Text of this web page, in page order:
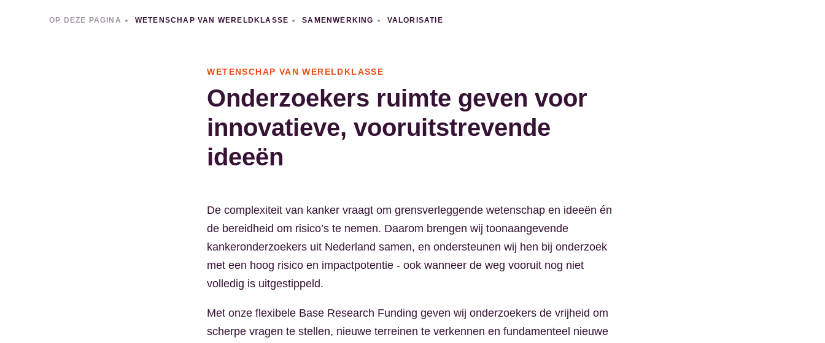
OP DEZE PAGINA WETENSCHAP VAN WERELDKLASSE SAMENWERKING VALORISATIE
WETENSCHAP VAN WERELDKLASSE
Onderzoekers ruimte geven voor
innovatieve, vooruitstrevende
ideeën
De complexiteit van kanker vraagt om grensverleggende wetenschap en ideeën én
de bereidheid om risico’s te nemen. Daarom brengen wij toonaangevende
kankeronderzoekers uit Nederland samen, en ondersteunen wij hen bij onderzoek
met een hoog risico en impactpotentie - ook wanneer de weg vooruit nog niet
volledig is uitgestippeld.
Met onze flexibele Base Research Funding geven wij onderzoekers de vrijheid om
scherpe vragen te stellen, nieuwe terreinen te verkennen en fundamenteel nieuwe